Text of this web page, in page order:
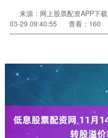
来源：网上股票配资APP下载
03-29 09:40:55
查看：160